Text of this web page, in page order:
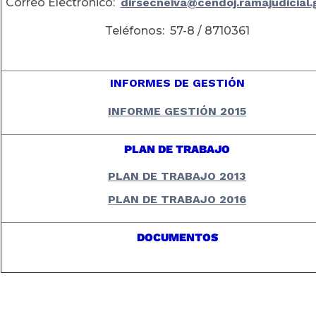
Teléfonos: 57-8 / 8710361
INFORMES DE GESTIÓN
INFORME GESTIÓN 2015
PLAN DE TRABAJO
PLAN DE TRABAJO 2013
PLAN DE TRABAJO 2016
DOCUMENTOS